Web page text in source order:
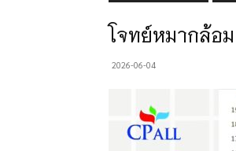
โจทย์หมากล้อ
2026-06-04